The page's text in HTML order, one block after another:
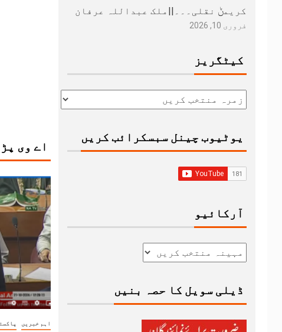
اے وی
اہم خبریں
کریمݨ نقلی۔۔۔||ملک عبداللہ عرفان
فروری 10, 2026
کیٹگریز
یوٹیوب چینل سبسکرائب کریں
آرکائیو
ڈیلی سویل کا حصہ بنیں